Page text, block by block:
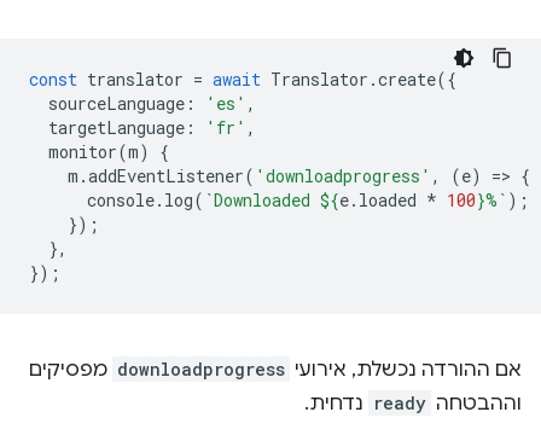
const translator = await Translator .create({
sourceLanguage : 'es' ,
targetLanguage : 'fr' ,
monitor(m)
{
m .addEventListener( 'downloadprogress' , (e) => {
console. log( `Downloaded ${e. loaded * 100}%` );
});
},
});
אם ההורדה נכשלת, אירועי downloadprogress מפסיקים
וההבטחה ready נדחית.